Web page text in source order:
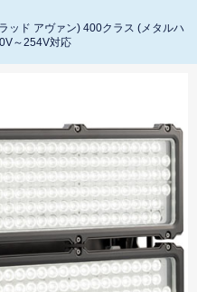
ッド アヴァン) 400クラス (メタルハ
～254V対応